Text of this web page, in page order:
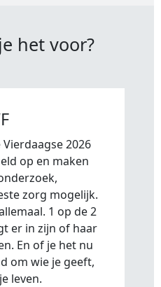
het voor?
2026
op en maken
zorg mogelijk.
1 op de 2
er in zijn of haar
En of je het nu
om wie je geeft,
leven.